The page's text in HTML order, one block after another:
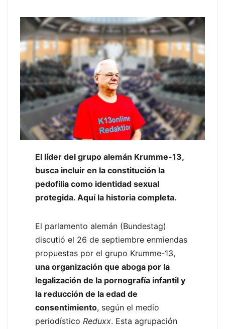
El líder del grupo alemán Krumme-13,
busca incluir en la constitución la
pedofilia como identidad sexual
protegida. Aquí la historia completa.
El parlamento alemán (Bundestag)
discutió el 26 de septiembre enmiendas
propuestas por el grupo Krumme-13,
una organización que aboga por la
legalización de la pornografía infantil y
la reducción de la edad de
consentimiento, según el medio
periodístico Reduxx. Esta agrupación